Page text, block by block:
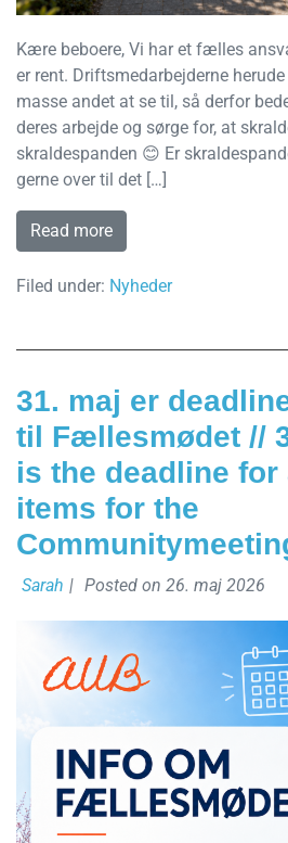
Kære beboere, Vi har et fælles
er rent. Driftsmedarbejderne herude
masse andet at se til, så derfor
deres arbejde og sørge for, at
skraldespanden 😊 Er
gerne over til det […]
Read more
Filed under: Nyheder
31. maj er
til Fællesmødet //
is the deadline for
items for the
Sarah | Posted on 26. maj 2026